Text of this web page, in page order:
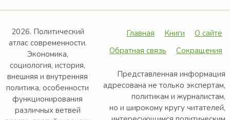
2026. Политический
атлас современности.
Экономика,
социология, история,
внешняя и внутренняя
политика, особенности
функционирования
различных ветвей
Главная Книги
О сайте
Обратная связь
Сокращения
Представленная информация
адресована не только экспертам,
политикам и журналистам,
но и широкому кругу читателей,